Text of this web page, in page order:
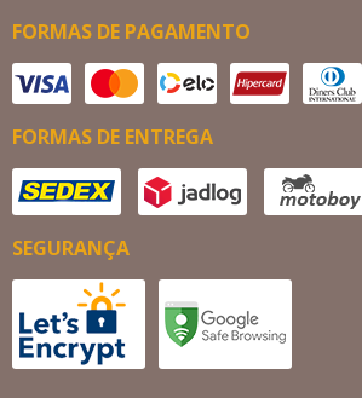
FORMAS DE PAGAMENTO
FORMAS DE ENTREGA
SEGURANÇA